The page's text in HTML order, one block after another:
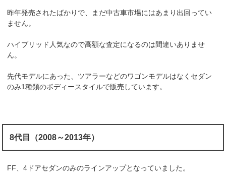
昨年発売されたばかりで、まだ中古車市場にはあまり出回ってい
ません。
ハイブリッド人気なので高額な査定になるのは間違いありませ
ん。
先代モデルにあった、ツアラーなどのワゴンモデルはなくセダン
のみ1種類のボディースタイルで販売しています。
8代目（2008～2013年）
FF、4ドアセダンのみのラインアップとなっていました。